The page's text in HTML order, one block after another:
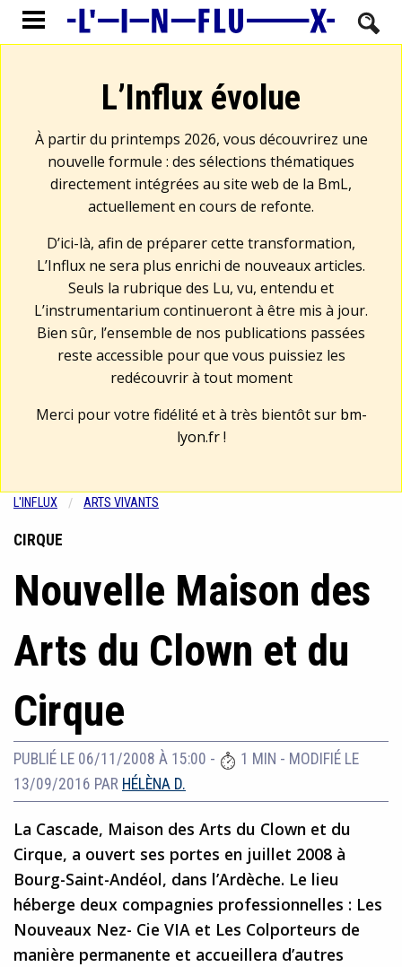
L’Influx évolue
À partir du printemps 2026, vous découvrirez une
nouvelle formule : des sélections thématiques
directement intégrées au site web de la BmL,
actuellement en cours de refonte.
D’ici-là, afin de préparer cette transformation,
L’Influx ne sera plus enrichi de nouveaux articles.
Seuls la rubrique des Lu, vu, entendu et
L’instrumentarium continueront à être mis à jour.
Bien sûr, l’ensemble de nos publications passées
reste accessible pour que vous puissiez les
redécouvrir à tout moment
Merci pour votre fidélité et à très bientôt sur bm-
lyon.fr!
L'INFLUX ARTS VIVANTS
CIRQUE
Nouvelle Maison des
Arts du Clown et du
Cirque
PUBLIÉ LE 06/11/2008 À 15:00 - 1 MIN - MODIFIÉ LE
13/09/2016 PAR HÉLÈNA D.
La Cascade, Maison des Arts du Clown et du
Cirque, a ouvert ses portes en juillet 2008 à
Bourg-Saint-Andéol, dans l’Ardèche. Le lieu
héberge deux compagnies professionnelles : Les
Nouveaux Nez- Cie VIA et Les Colporteurs de
manière permanente et accueillera d’autres